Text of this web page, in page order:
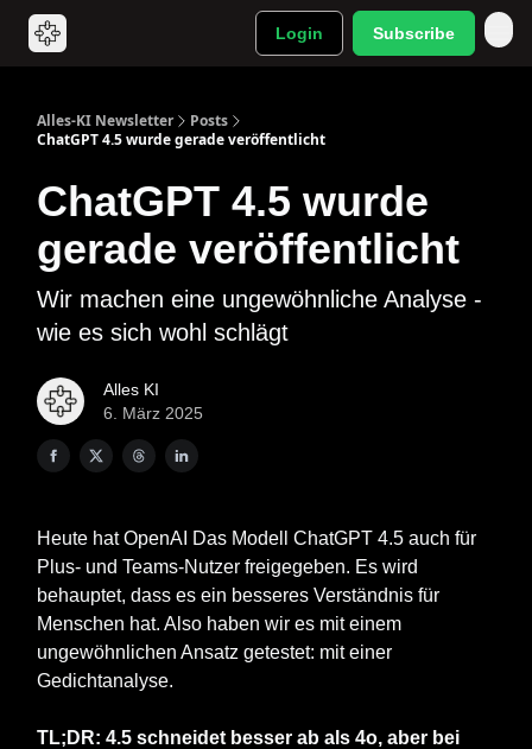
Login Subscribe
Alles-KI Newsletter
Posts
ChatGPT 4.5 wurde gerade veröffentlicht
ChatGPT 4.5 wurde
gerade veröffentlicht
Wir machen eine ungewöhnliche Analyse -
wie es sich wohl schlägt
Alles KI
6. März 2025
Heute hat OpenAI Das Modell ChatGPT 4.5 auch für
Plus- und Teams-Nutzer freigegeben. Es wird
behauptet, dass es ein besseres Verständnis für
Menschen hat. Also haben wir es mit einem
ungewöhnlichen Ansatz getestet: mit einer
Gedichtanalyse.
TL;DR: 4.5 schneidet besser ab als 4o, aber bei